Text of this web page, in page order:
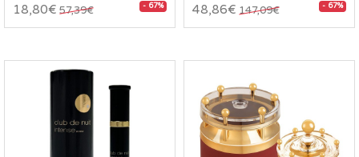
18,80€ 57,39€ - 67% 48,86€ 147,09€ - 67%